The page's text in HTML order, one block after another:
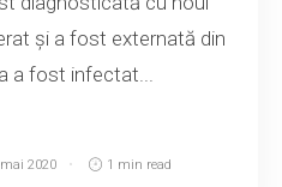
și a fost externată din
a fost infectat...
2020 1 min read